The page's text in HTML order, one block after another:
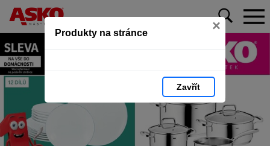
Produkty na stránce ×
Zavřít